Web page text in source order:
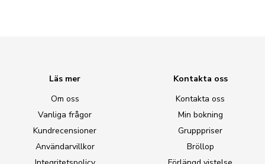
Läs mer
Om oss
Vanliga frågor
Kundrecensioner
Användarvillkor
Kontakta oss
Kontakta oss
Min bokning
Grupppriser
Bröllop